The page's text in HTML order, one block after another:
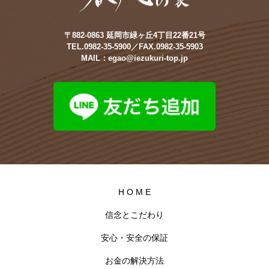
〒882-0863 延岡市緑ヶ丘4丁目22番21号
TEL.0982-35-5900／FAX.0982-35-5903
MAIL：egao@iezukuri-top.jp
H O M E
信念とこだわり
安心・安全の保証
お金の解決方法